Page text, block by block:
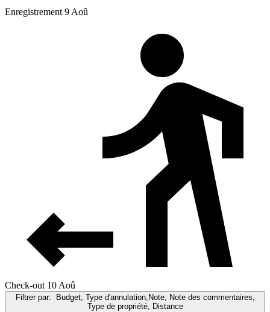
Enregistrement 9 Aoû
Check-out 10 Aoû
Filtrer par:
Budget, Type d'annulation,Note, Note des commentaires,
Type de propriété, Distance